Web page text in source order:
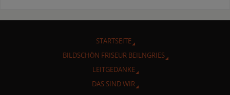
STARTSEITE
BILDSCHÖN FRISEUR BEILNGRIES
LEITGEDANKE
DAS SIND WIR